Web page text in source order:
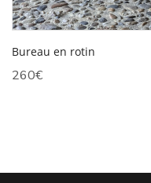
Bureau en rotin
260€